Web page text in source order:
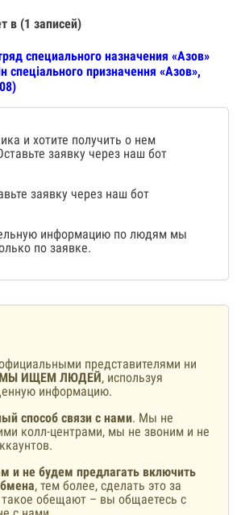
в (1 записей)
специального назначения «Азов»
спеціального призначення «Азов»,
и хотите получить о нем
заявку через наш бот
заявку через наш бот
информацию по людям мы
по заявке.
представителями ни
МЫ ИЩЕМ ЛЮДЕЙ, используя
информацию.
способ связи с нами. Мы не
колл-центрами, мы не звоним и не
и не будем предлагать включить
, тем более, сделать это за
обещают – вы общаетесь с